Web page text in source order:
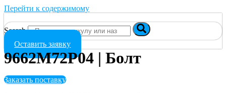
Перейти к содержимому
Search
Оставить заявку
9662M72P04 | Болт
Заказать поставку